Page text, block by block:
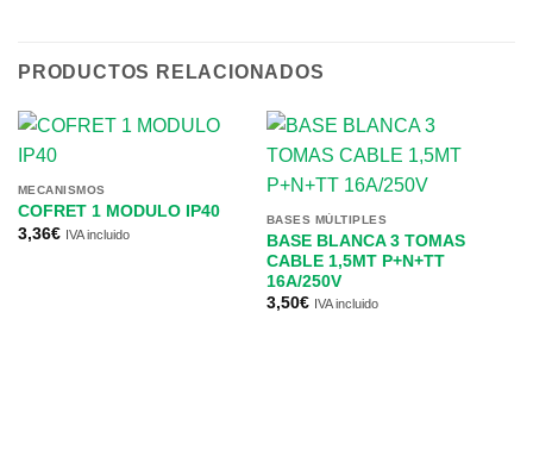
PRODUCTOS RELACIONADOS
MECANISMOS
COFRET 1 MODULO IP40
3,36€ IVA incluido
BASES MÚLTIPLES
BASE BLANCA 3 TOMAS
CABLE 1,5MT P+N+TT
16A/250V
3,50€ IVA incluido